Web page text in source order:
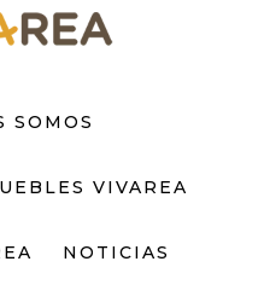
SOMOS
VIVAREA
NOTICIAS